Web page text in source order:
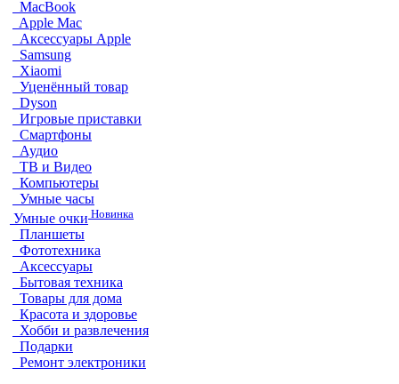
MacBook
Apple Mac
Аксессуары Apple
Samsung
Xiaomi
Уценённый товар
Dyson
Игровые приставки
Смартфоны
Аудио
ТВ и Видео
Компьютеры
Умные часы
Умные очки Новинка
Планшеты
Фототехника
Аксессуары
Бытовая техника
Товары для дома
Красота и здоровье
Хобби и развлечения
Подарки
Ремонт электроники